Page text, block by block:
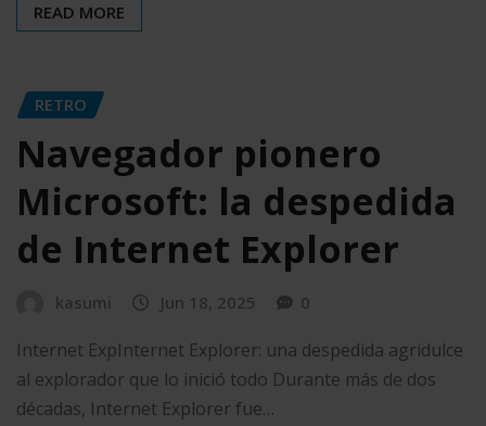
READ MORE
RETRO
Navegador pionero
Microsoft: la despedida
de Internet Explorer
kasumi Jun 18, 2025 0
Internet ExpInternet Explorer: una despedida agridulce
al explorador que lo inició todo Durante más de dos
décadas, Internet Explorer fue…